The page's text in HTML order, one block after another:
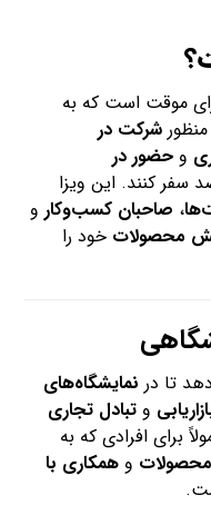
موقت است که به
شرکت در
وحضور در
سفر کنند. این ویزا
، صاحبان کسب‌وکار و
محصولات خود را
تا در نمایشگاه‌های
وتبادل تجاری
برای افرادی که به
وهمکاری با